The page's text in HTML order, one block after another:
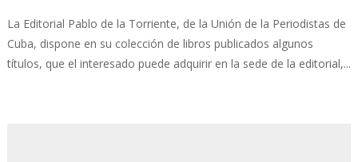
La Editorial Pablo de la Torriente, de la Unión de la Periodistas de
Cuba, dispone en su colección de libros publicados algunos
títulos, que el interesado puede adquirir en la sede de la editorial,...